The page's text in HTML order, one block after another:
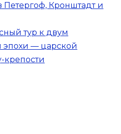
Петергоф, Кронштадт и
тур к двум
эпохи — царской
крепости